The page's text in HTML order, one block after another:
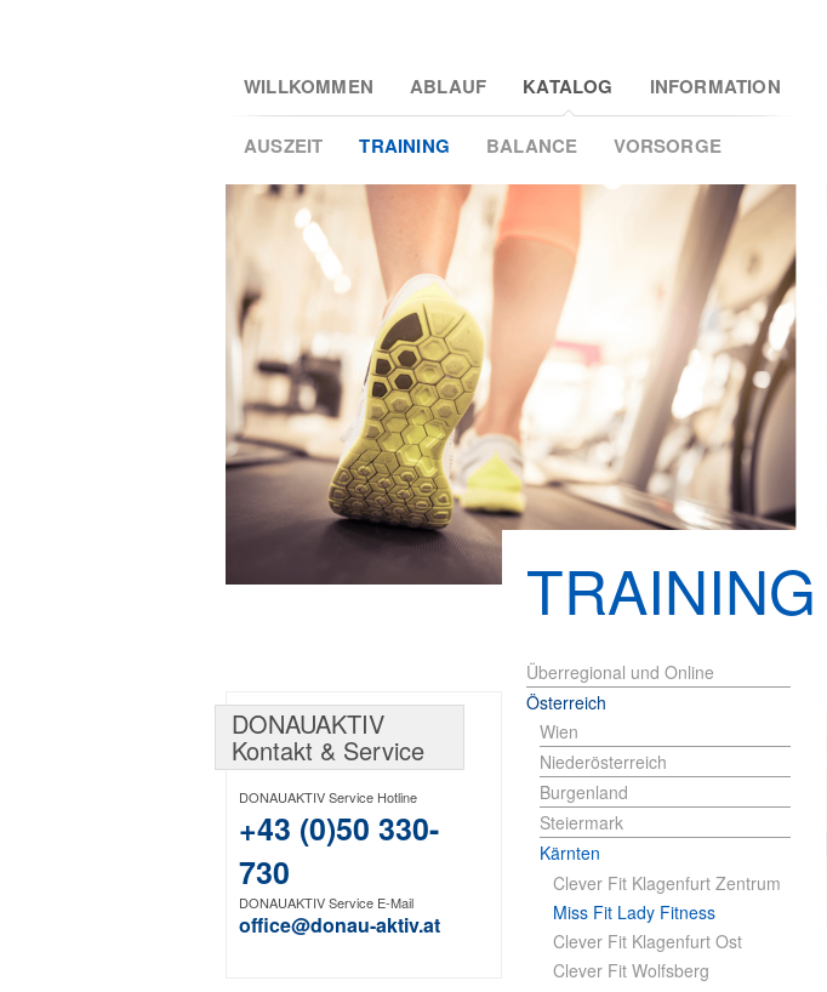
WILLKOMMEN ABLAUF KATALOG
AUSZEIT TRAINING BALANCE VORSORGE
INFORMATION
TRAINING
Überregional und Online
Österreich
Wien
Niederösterreich
Burgenland
Steiermark
Kärnten
Clever Fit Klagenfurt Zentrum
Miss Fit Lady Fitness
Clever Fit Klagenfurt Ost
Clever Fit Wolfsberg
DONAUAKTIV
Kontakt & Service
DONAUAKTIV Service Hotline
+43 (0)50 330-
730
DONAUAKTIV Service E-Mail
office@donau-aktiv.at